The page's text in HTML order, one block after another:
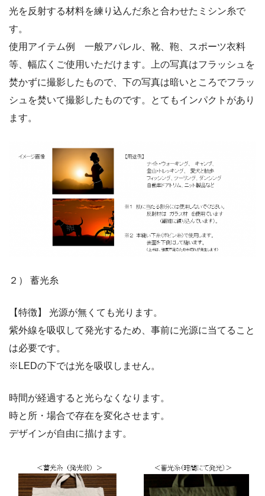
光を反射する材料を練り込んだ糸と合わせたミシン糸で
す。
使用アイテム例 一般アパレル、靴、鞄、スポーツ衣料
等、幅広くご使用いただけます。上の写真はフラッシュを
焚かずに撮影したもので、下の写真は暗いところでフラッ
シュを焚いて撮影したものです。とてもインパクトがあり
ます。
２） 蓄光糸
【特徴】 光源が無くても光ります。
紫外線を吸収して発光するため、事前に光源に当てること
は必要です。
※LEDの下では光を吸収しません。
時間が経過すると光らなくなります。
時と所・場合で存在を変化させます。
デザインが自由に描けます。